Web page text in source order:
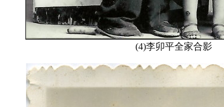
(4)李卯平全家合影